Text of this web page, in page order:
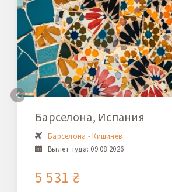
Барселона, Испания
Барселона - Кишинев
Вылет туда: 09.08.2026
5 531 ₴